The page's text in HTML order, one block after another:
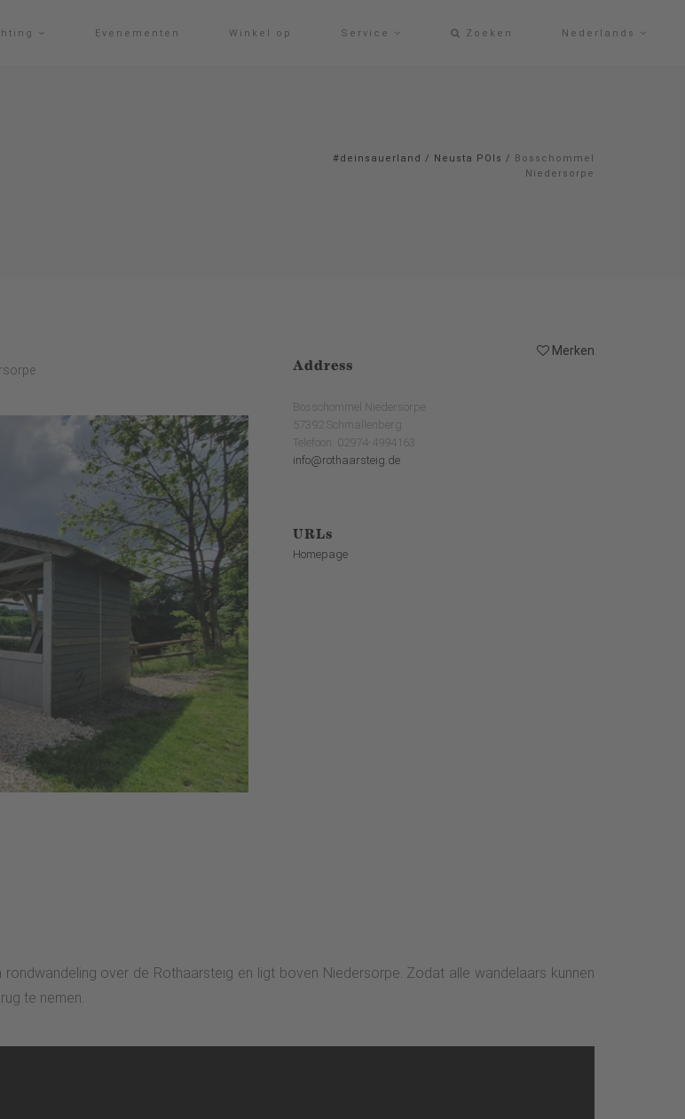
Evenementen Winkel op Service Zoeken Nederlands
#deinsauerland / Neusta POIs / Bosschommel
Niedersorpe
Merken
Address
Bosschommel Niedersorpe
57392 Schmallenberg
Telefoon: 02974-4994163
info@rothaarsteig.de
URLs
Homepage
over de Rothaarsteig en ligt boven Niedersorpe. Zodat alle wandelaars kunnen
te nemen.